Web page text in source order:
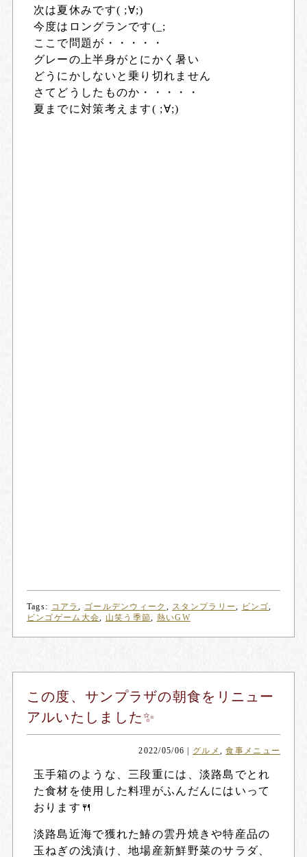
次は夏休みです( ;∀;)
今度はロングランです(
;
ここで問題が・・・・・
グレーの上半身がとにかく暑い
どうにかしないと乗り切れません
さてどうしたものか・・・・・
夏までに対策考えます( ;∀;)
Tags: コアラ, ゴールデンウィーク , スタンプラリー, ビンゴ,
ビンゴゲーム大会, 山笑う季節, 熱いGW
この度、サンプラザの朝食をリニュー
アルいたしました✨
2022/05/06 グルメ ,食事メニュー
玉手箱のような、三段重には、淡路島でとれ
た食材を使用した料理がふんだんにはいって
おります🍴
淡路島近海で獲れた鰆の雲丹焼きや特産品の
玉ねぎの浅漬け、地場産新鮮野菜のサラダ、